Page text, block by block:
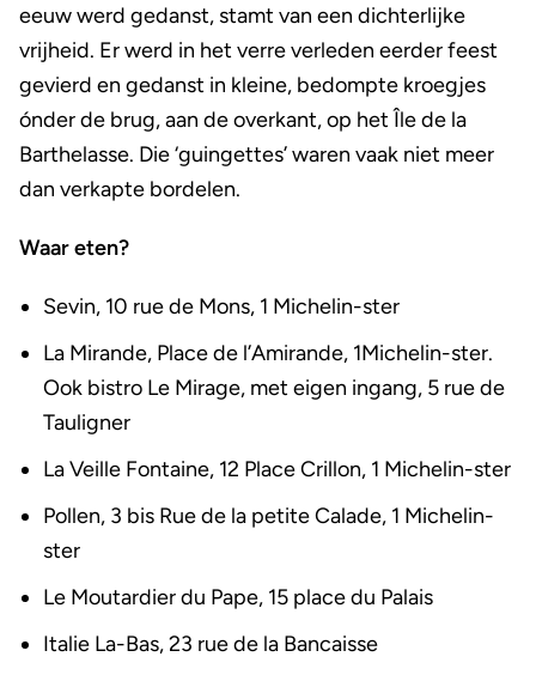
eeuw werd gedanst, stamt van een dichterlijke
vrijheid. Er werd in het verre verleden eerder feest
gevierd en gedanst in kleine, bedompte kroegjes
ónder de brug, aan de overkant, op het Île de la
Barthelasse. Die ‘guingettes’ waren vaak niet meer
dan verkapte bordelen.
Waar eten?
Sevin, 10 rue de Mons, 1 Michelin-ster
La Mirande, Place de l’Amirande, 1Michelin-ster.
Ook bistro Le Mirage, met eigen ingang, 5 rue de
Tauligner
La Veille Fontaine, 12 Place Crillon, 1 Michelin-ster
Pollen, 3 bis Rue de la petite Calade, 1 Michelin-
ster
Le Moutardier du Pape, 15 place du Palais
Italie La-Bas, 23 rue de la Bancaisse